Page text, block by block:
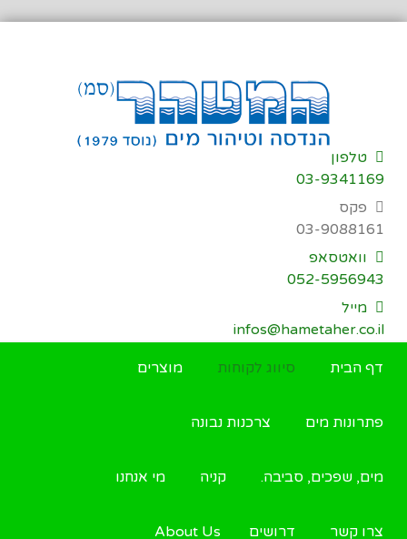
דילוג
טלפון
03-9341169
פקס
03-9088161
וואטסאפ
052-5956943
מייל
infos@hametaher.co.il
דף הבית סיווג לקוחות מוצרים
פתרונות מים צרכנות נבונה
מים, שפכים, סביבה. קניה מי אנחנו
צרו קשר דרושים About Us